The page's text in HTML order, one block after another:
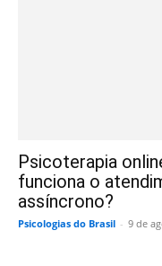
Psicoterapia
funciona o
assíncrono?
Psicologias do Brasil - 9 de